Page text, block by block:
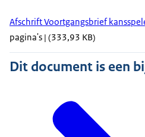
Afschrift Voortgangsbrief
pagina's | (333,93 KB)
Dit document is een